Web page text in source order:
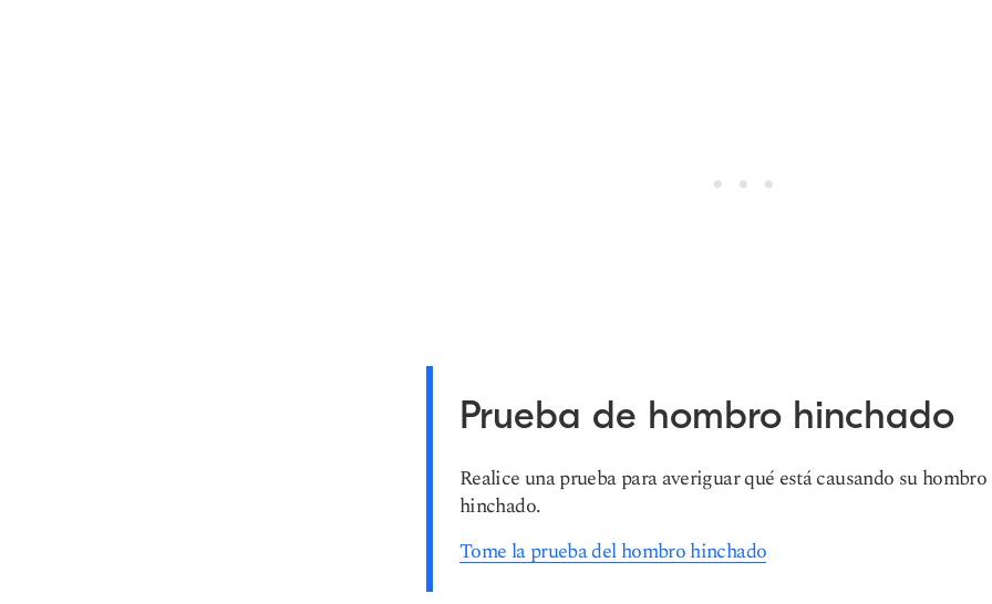
Prueba de hombro hinchado
Realice una prueba para averiguar qué está causando su hombro
hinchado.
Tome la prueba del hombro hinchado